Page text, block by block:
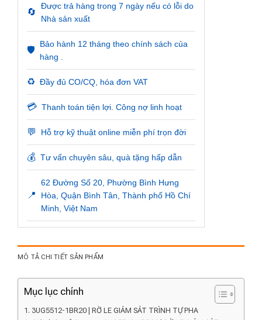
🔄
Được trả hàng trong 7 ngày nếu có lỗi do
Nhà sản xuất
🛡️
Bảo hành 12 tháng theo chính sách của
hàng .
♻️ Đầy đủ CO/CQ, hóa đơn VAT
💳 Thanh toán tiện lợi. Công nợ linh hoạt
💬 Hỗ trợ kỹ thuật online miễn phí trọn đời
💰 Tư vấn chuyên sâu, quà tặng hấp dẫn
📍
62 Đường Số 20, Phường Bình Hưng
Hòa, Quận Bình Tân, Thành phố Hồ Chí
Minh, Việt Nam
MÔ TẢ CHI TIẾT SẢN PHẨM
Mục lục chính
3UG5512-1BR20 | RỜ LE GIÁM SÁT TRÌNH TỰ PHA